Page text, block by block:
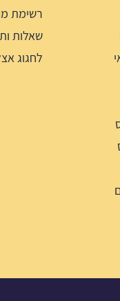
רשימת
שאלות
לחגוג